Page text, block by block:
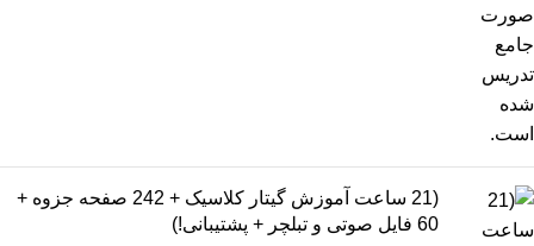
(21 ساعت آموزش گیتار کلاسیک + 242 صفحه جزوه +
60 فایل صوتی و تبلچر + پشتیبانی!)